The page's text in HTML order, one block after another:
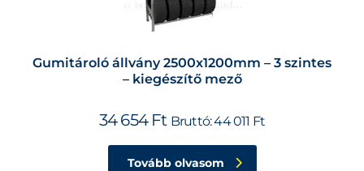
Gumitároló állvány 2500x1200mm – 3 szintes
– kiegészítő mező
34 654 Ft Bruttó:44 011 Ft
Tovább olvasom